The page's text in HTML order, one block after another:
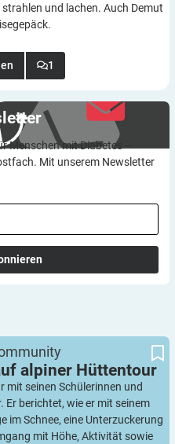
und lachen. Auch Demut
1
Menschen mit Diabetes –
Mit unserem Newsletter
alpiner Hüttentour
seinen Schülerinnen und
berichtet, wie er mit seinem
im Schnee, eine Unterzuckerung
mit Höhe, Aktivität sowie